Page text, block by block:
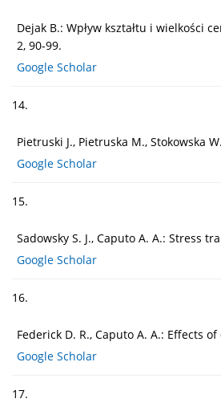
Dejak B.: Wpływ kształtu i wielkości
2, 90-99.
Google Scholar
14.
Pietruski J., Pietruska M., Stokowska
Google Scholar
15.
Sadowsky S. J., Caputo A. A.: Stress
Google Scholar
16.
Federick D. R., Caputo A. A.: Effects
Google Scholar
17.